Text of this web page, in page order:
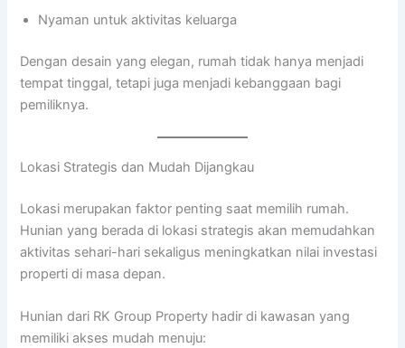
Nyaman untuk aktivitas keluarga
Dengan desain yang elegan, rumah tidak hanya menjadi
tempat tinggal, tetapi juga menjadi kebanggaan bagi
pemiliknya.
Lokasi Strategis dan Mudah Dijangkau
Lokasi merupakan faktor penting saat memilih rumah.
Hunian yang berada di lokasi strategis akan memudahkan
aktivitas sehari-hari sekaligus meningkatkan nilai investasi
properti di masa depan.
Hunian dari RK Group Property hadir di kawasan yang
memiliki akses mudah menuju: